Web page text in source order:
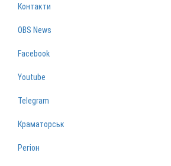
Контакти
OBS News
Facebook
Youtube
Telegram
Краматорськ
Регіон